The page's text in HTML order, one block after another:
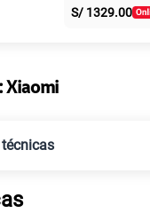
S/ 1329.00
Xiaomi